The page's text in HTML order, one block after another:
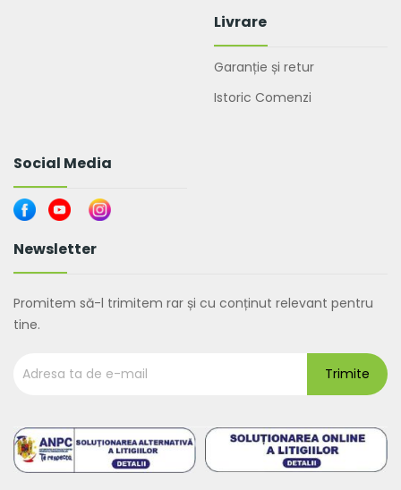
Livrare
Garanție și retur
Istoric Comenzi
Social Media
Newsletter
Promitem să-l trimitem rar și cu conținut relevant pentru
tine.